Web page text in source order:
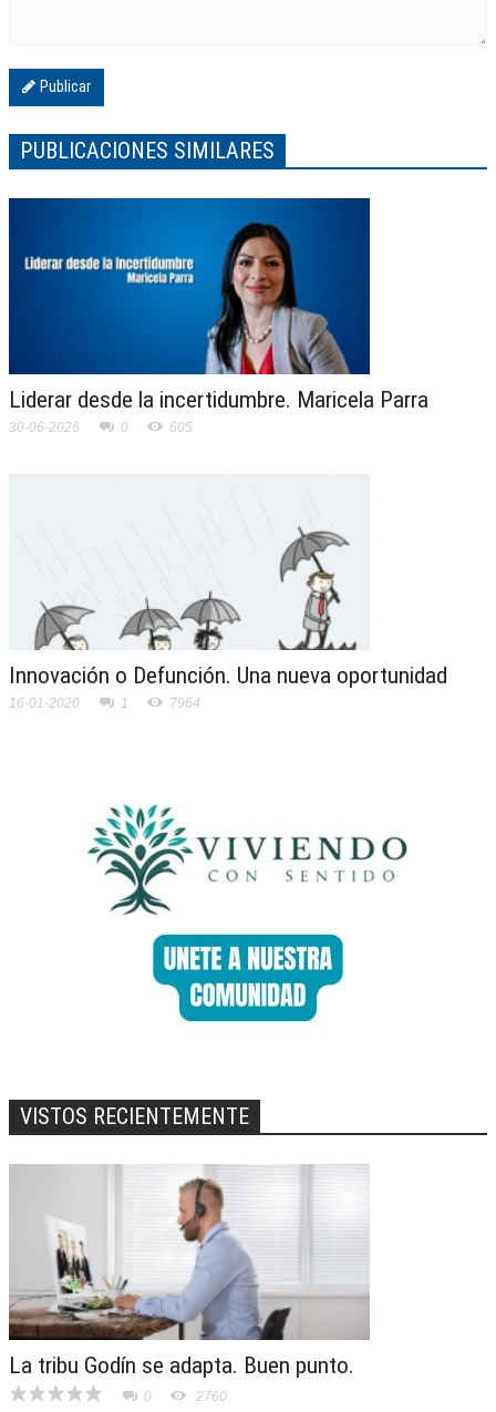
Publicar
PUBLICACIONES SIMILARES
Liderar desde la incertidumbre. Maricela Parra
30-06-2026 0 605
Innovación o Defunción. Una nueva oportunidad
16-01-2020 1 7964
VISTOS RECIENTEMENTE
La tribu Godín se adapta. Buen punto.
0 2760